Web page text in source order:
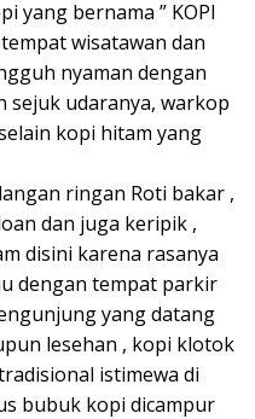
yang bernama ” KOPI
wisatawan dan
nyaman dengan
sejuk udaranya, warkop
kopi hitam yang
ringan Roti bakar ,
dan juga keripik ,
disini karena rasanya
dengan tempat parkir
yang datang
lesehan , kopi klotok
istimewa di
bubuk kopi dicampur